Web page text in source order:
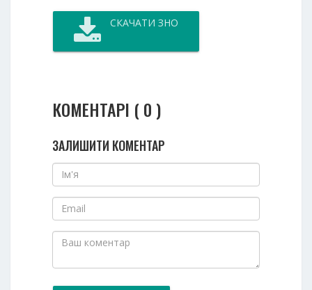
СКАЧАТИ ЗНО
КОМЕНТАРІ ( 0 )
ЗАЛИШИТИ КОМЕНТАР